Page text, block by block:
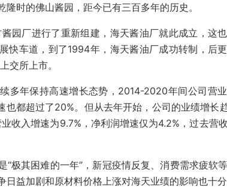
时的佛山酱园，距今已有三百多年的历史。
园厂进行了重新组建，海天酱油厂就此成立，这
快车道，到了1994年，海天酱油厂成功转制，后
交所上市。
多年保持高速增长态势，2014-2020年间公司营
也都超过了20%。但从去年开始，公司的业绩增长
收入增速为9.7%，净利润增速仅为4.2%，过去营
“极其困难的一年”，新冠疫情反复、消费需求疲软
益加剧和原材料价格上涨对海天业绩的影响也十分